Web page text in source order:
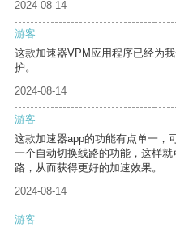
2024-08-14
游客
这款加速器VPM应用程序已经为
护。
2024-08-14
游客
这款加速器app的功能有点单一，
一个自动切换线路的功能，这样
路，从而获得更好的加速效果。
2024-08-14
游客